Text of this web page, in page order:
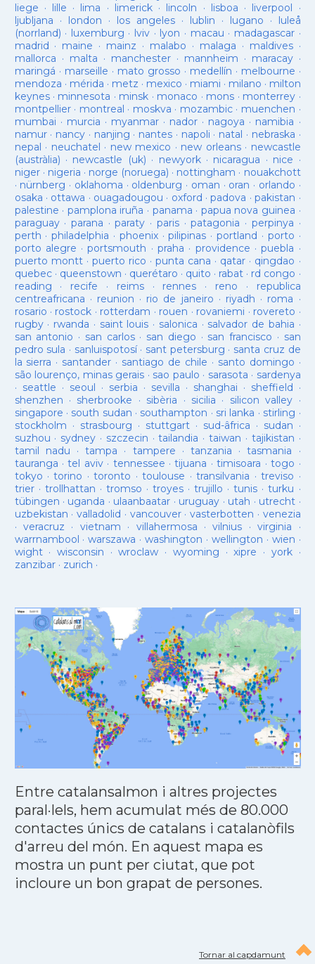
liege · lille · lima · limerick· lincoln · lisboa · liverpool ·
ljubljana · london · los angeles· lublin · lugano · luleå
(norrland) · luxemburg · lviv · lyon · macau · madagascar·
madrid · maine · mainz · malabo · malaga · maldives·
mallorca · malta · manchester· mannheim · maracay·
maringá · marseille · mato grosso · medellín · melbourne ·
mendoza · mérida · metz · mexico · miami · milano · milton
keynes· minnesota · minsk · monaco · mons · monterrey ·
montpellier· montreal · moskva · mozambic· muenchen ·
mumbai · murcia · myanmar· nador · nagoya · namibia ·
namur· nancy · nanjing · nantes · napoli · natal · nebraska ·
nepal · neuchatel · new mexico · new orleans· newcastle
(austràlia) · newcastle (uk) · newyork· nicaragua · nice ·
niger· nigeria · norge (noruega) · nottingham · nouakchott
· nürnberg · oklahoma · oldenburg · oman · oran · orlando ·
osaka · ottawa · ouagadougou · oxford ·padova ·pakistan ·
palestine · pamplona iruña · panama · papua nova guinea ·
paraguay· parana ·paraty · paris·patagonia · perpinya ·
perth ·philadelphia · phoenix·pilipinas ·portland · porto ·
porto alegre ·portsmouth ·praha · providence ·puebla ·
puerto montt· puerto rico ·punta cana · qatar · qingdao ·
quebec· queenstown · querétaro · quito · rabat · rd congo ·
reading · recife · reims· rennes · reno · republica
centreafricana · reunion · rio de janeiro · riyadh · roma ·
rosario · rostock · rotterdam · rouen · rovaniemi · rovereto ·
rugby· rwanda · saint louis · salonica · salvador de bahia ·
san antonio · san carlos· san diego · san francisco · san
pedro sula · sanluispotosí· sant petersburg · santa cruz de
la sierra · santander · santiago de chile · santo domingo ·
são lourenço, minas gerais · sao paulo · sarasota · sardenya
· seattle · seoul · serbia · sevilla · shanghai · sheffield ·
shenzhen · sherbrooke · sibèria · sicilia · silicon valley ·
singapore · south sudan · southampton · sri lanka · stirling ·
stockholm · strasbourg · stuttgart· sud-âfrica · sudan ·
suzhou · sydney · szczecin ·tailandia ·taiwan · tajikistan ·
tamil nadu ·tampa · tampere · tanzania ·tasmania ·
tauranga ·tel aviv· tennessee ·tijuana ·timisoara ·togo ·
tokyo ·torino ·toronto ·toulouse ·transilvania ·treviso ·
trier· trollhattan · tromso · troyes·trujillo ·tunis ·turku ·
tübingen · uganda · ulaanbaatar · uruguay · utah · utrecht ·
uzbekistan · valladolid · vancouver· vasterbotten · venezia
· veracruz · vietnam · villahermosa ·vilnius ·virginia ·
warrnambool ·warszawa ·washington · wellington · wien ·
wight· wisconsin ·wroclaw · wyoming ·xipre · york·
zanzibar· zurich ·
Entre catalansalmon i altres projectes
paral·lels, hem acumulat més de 80.000
contactes únics de catalans i catalanòfils
d'arreu del món. En aquest mapa es
mostra un punt per ciutat, que pot
incloure un bon grapat de persones.
Tornar al capdamunt